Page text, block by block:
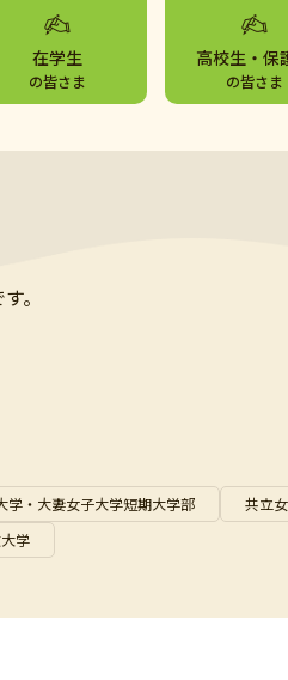
在学生
の皆さま
高校生・保
の皆さま
。
学・大妻女子大学短期大学部 共立
学